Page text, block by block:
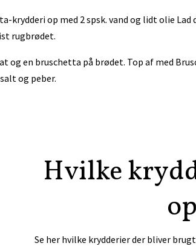
krydderi op med 2 spsk. vand og lidt olie Lad
rugbrødet.
og en bruschetta på brødet. Top af med
og peber.
Hvilke
Se her hvilke krydderier der bliver